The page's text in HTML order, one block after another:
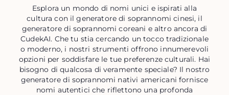
Esplora un mondo di nomi unici e ispirati alla
cultura con il generatore di soprannomi cinesi, il
generatore di soprannomi coreani e altro ancora di
CudekAI. Che tu stia cercando un tocco tradizionale
o moderno, i nostri strumenti offrono innumerevoli
opzioni per soddisfare le tue preferenze culturali. Hai
bisogno di qualcosa di veramente speciale? Il nostro
generatore di soprannomi nativi americani fornisce
nomi autentici che riflettono una profonda